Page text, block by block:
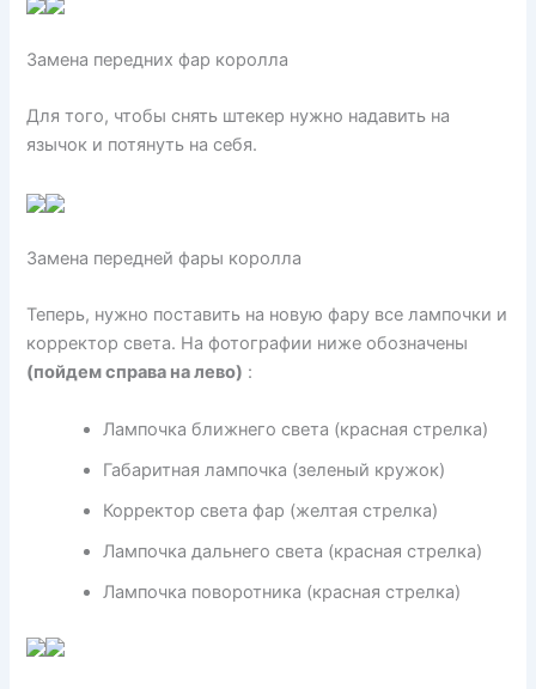
Замена передних фар королла
Для того, чтобы снять штекер нужно надавить на
язычок и потянуть на себя.
Замена передней фары королла
Теперь, нужно поставить на новую фару все лампочки и
корректор света. На фотографии ниже обозначены
(пойдем справа на лево) :
Лампочка ближнего света (красная стрелка)
Габаритная лампочка (зеленый кружок)
Корректор света фар (желтая стрелка)
Лампочка дальнего света (красная стрелка)
Лампочка поворотника (красная стрелка)